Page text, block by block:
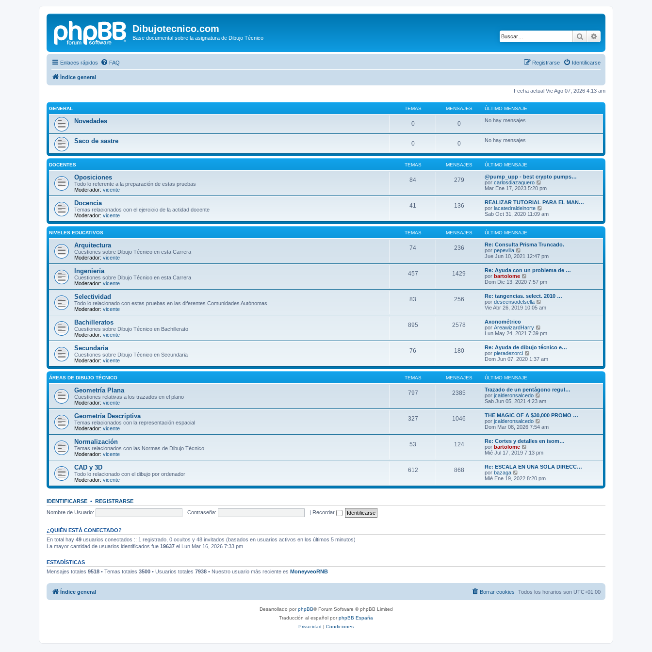
Dibujotecnico.com
Base documental sobre la asignatura de Dibujo Técnico Buscar
Enlaces rápidos FAQ Identificarse
Registrarse
Índice general
Fecha actual Vie Ago 07, 2026 4:13 am
GENERAL TEMAS MENSAJES ÚLTIMO MENSAJE
Novedades 0 0 No hay mensajes
Saco de sastre 0 0 No hay mensajes
DOCENTES TEMAS MENSAJES ÚLTIMO MENSAJE
Oposiciones
Todo lo referente a la preparación de estas pruebas
Moderador: vicente
84 279
@pump_upp - best crypto pumps…
por carlosdiazaguero
e
ú
l
t
i
m
o
e
n
a
j
e
Mar Ene 17, 2023 5:20 pm
Docencia
Temas relacionados con el ejercicio de la actidad docente
Moderador: vicente
41 136
REALIZAR TUTORIAL PARA EL MAN…
por lacatedraldelnorte
e
ú
i
m
o
m
e
n
a
j
e
Sab Oct 31, 2020 11:09 am
NIVELES EDUCATIVOS TEMAS MENSAJES ÚLTIMO MENSAJE
Arquitectura
Cuestiones sobre Dibujo Técnico en esta Carrera
Moderador: vicente
74 236
Re: Consulta Prisma Truncado.
por pepevilla
e
l
t
i
m
o
m
e
n
a
j
e
Jue Jun 10, 2021 12:47 pm
Ingeniería
Cuestiones sobre Dibujo Técnico en esta Carrera
Moderador: vicente
457 1429
Re: Ayuda con un problema de …
por bartolome
e
l
t
i
m
m
e
n
s
a
j
e
Dom Dic 13, 2020 7:57 pm
Selectividad
Todo lo relacionado con estas pruebas en las diferentes Comunidades Autónomas
Moderador: vicente
83 256
Re: tangencias. select. 2010 …
por descensodelsella
e
i
m
o
e
n
s
j
e
Vie Abr 26, 2019 10:05 am
Bachilleratos
Cuestiones sobre Dibujo Técnico en Bachillerato
Moderador: vicente
895 2578
Axonométrico
por AreawizardHarry
e
ú
l
i
m
o
e
n
a
j
e
Lun May 24, 2021 7:39 pm
Secundaria
Cuestiones sobre Dibujo Técnico en Secundaria
Moderador: vicente
76 180
Re: Ayuda de dibujo técnico e…
por pieradezorci
e
ú
i
m
o
m
e
n
s
a
j
e
Dom Jun 07, 2020 1:37 am
ÁREAS DE DIBUJO TÉCNICO TEMAS MENSAJES ÚLTIMO MENSAJE
Geometría Plana
Cuestiones relativas a los trazados en el plano
Moderador: vicente
797 2385
Trazado de un pentágono regul…
por jcalderonsalcedo
e
ú
l
i
m
o
e
n
s
a
j
e
Sab Jun 05, 2021 4:23 am
Geometría Descriptiva
Temas relacionados con la representación espacial
Moderador: vicente
327 1046
THE MAGIC OF A $30,000 PROMO …
por jcalderonsalcedo
e
l
i
m
o
e
n
s
Dom Mar 08, 2026 7:54 am
Normalización
Temas relacionados con las Normas de Dibujo Técnico
Moderador: vicente
53 124
Re: Cortes y detalles en isom…
por bartolome
e
ú
l
t
i
m
e
e
Mié Jul 17, 2019 7:13 pm
CAD y 3D
Todo lo relacionado con el dibujo por ordenador
Moderador: vicente
612 868
Re: ESCALA EN UNA SOLA DIRECC…
por bazaga
e
ú
i
n
Mié Ene 19, 2022 8:20 pm
IDENTIFICARSE • REGISTRARSE
Nombre de Usuario:
Contraseña: | Recordar
¿QUIÉN ESTÁ CONECTADO?
En total hay 49 usuarios conectados :: 1 registrado, 0 ocultos y 48 invitados (basados en usuarios activos en los últimos 5 minutos)
La mayor cantidad de usuarios identificados fue 19637 el Lun Mar 16, 2026 7:33 pm
ESTADÍSTICAS
Mensajes totales 9518 • Temas totales 3500 • Usuarios totales 7938 • Nuestro usuario más reciente es MoneyveoRNB
Índice general Todos los horarios son UTC+01:00
Borrar cookies
Desarrollado porphpBB® Forum Software © phpBB Limited
Traducción al español porphpBB España
Privacidad | Condiciones